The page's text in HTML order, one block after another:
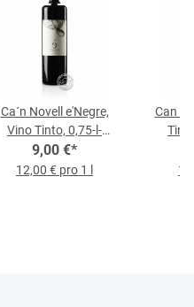
Ca´n Novell e'Negre,
Vino Tinto, 0,75-l-
Flasche
9,00 €*
12,00 € pro 1 l
Can